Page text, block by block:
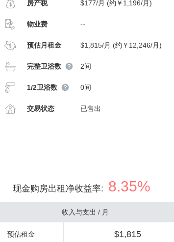
房产税 $177/月 (约￥1,196/月)
物业费 --
预估月租金 $1,815/月 (约￥12,246/月)
完整卫浴数 2间
1/2卫浴数 0间
交易状态 已售出
现金购房出租净收益率: 8.35%
收入与支出 / 月
预估租金 $1,815